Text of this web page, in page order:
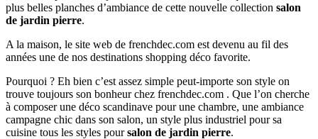
plus belles planches d’ambiance de cette nouvelle collection salon
de jardin pierre.
A la maison, le site web de frenchdec.com est devenu au fil des
années une de nos destinations shopping déco favorite.
Pourquoi ? Eh bien c’est assez simple peut-importe son style on
trouve toujours son bonheur chez frenchdec.com . Que l’on cherche
à composer une déco scandinave pour une chambre, une ambiance
campagne chic dans son salon, un style plus industriel pour sa
cuisine tous les styles poursalon de jardin pierre.